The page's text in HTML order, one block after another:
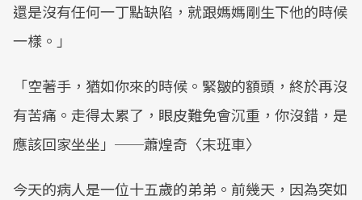
還是沒有任何一丁點缺陷，就跟媽媽剛生下他的時候
一樣。」
「空著手，猶如你來的時候。緊皺的額頭，終於再沒
有苦痛。走得太累了，眼皮難免會沉重，你沒錯，是
應該回家坐坐」──蕭煌奇〈末班車〉
今天的病人是一位十五歲的弟弟。前幾天，因為突如